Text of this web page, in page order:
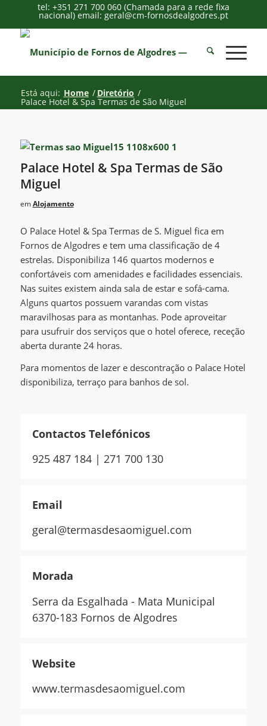
tel: +351 271 700 060 (Chamada para a rede fixa
nacional) email: geral@cm-fornosdealgodres.pt
Está aqui: Home / Diretório /
Palace Hotel & Spa Termas de São Miguel
Palace Hotel & Spa Termas de São
Miguel
emAlojamento
O Palace Hotel & Spa Termas de S. Miguel fica em
Fornos de Algodres e tem uma classificação de 4
estrelas. Disponibiliza 146 quartos modernos e
confortáveis com amenidades e facilidades essenciais.
Nas suites existem ainda sala de estar e sofá-cama.
Alguns quartos possuem varandas com vistas
maravilhosas para as montanhas. Pode aproveitar
para usufruir dos serviços que o hotel oferece, receção
aberta durante 24 horas.
Para momentos de lazer e descontração o Palace Hotel
disponibiliza, terraço para banhos de sol.
Contactos Telefónicos
925 487 184 | 271 700 130
Email
geral@termasdesaomiguel.com
Morada
Serra da Esgalhada - Mata Municipal
6370-183 Fornos de Algodres
Website
www.termasdesaomiguel.com